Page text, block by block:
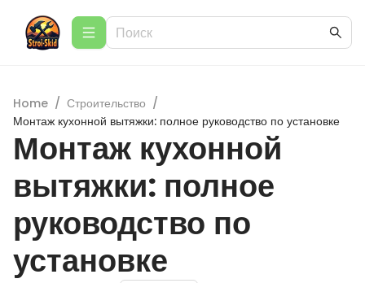
Home / Строительство /
Монтаж кухонной вытяжки: полное руководство по установке
Монтаж кухонной
вытяжки: полное
руководство по
установке